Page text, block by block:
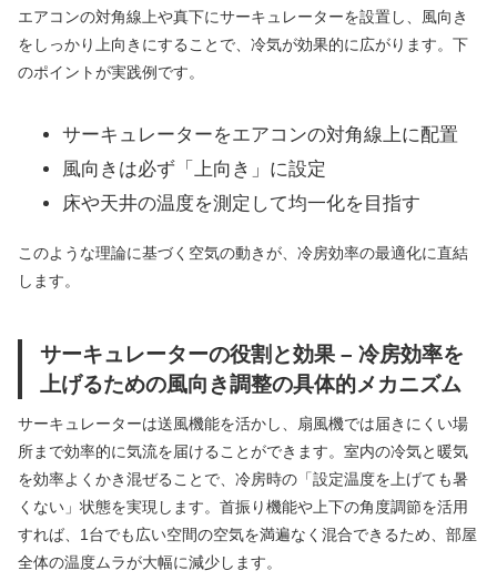
エアコンの対角線上や真下にサーキュレーターを設置し、風向き
をしっかり上向きにすることで、冷気が効果的に広がります。下
のポイントが実践例です。
サーキュレーターをエアコンの対角線上に配置
風向きは必ず「上向き」に設定
床や天井の温度を測定して均一化を目指す
このような理論に基づく空気の動きが、冷房効率の最適化に直結
します。
サーキュレーターの役割と効果 – 冷房効率を
上げるための風向き調整の具体的メカニズム
サーキュレーターは送風機能を活かし、扇風機では届きにくい場
所まで効率的に気流を届けることができます。室内の冷気と暖気
を効率よくかき混ぜることで、冷房時の「設定温度を上げても暑
くない」状態を実現します。首振り機能や上下の角度調節を活用
すれば、1台でも広い空間の空気を満遍なく混合できるため、部屋
全体の温度ムラが大幅に減少します。